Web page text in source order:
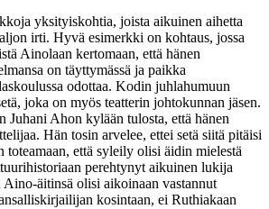
yksityiskohtia, joista aikuinen aihetta
irti. Hyvä esimerkki on kohtaus, jossa
Ainolaan kertomaan, että hänen
on täyttymässä ja paikka
odottaa. Kodin juhlahumuun
joka on myös teatterin johtokunnan jäsen.
Juhani Ahon kylään tulosta, että hänen
Hän tosin arvelee, ettei setä siitä pitäisi
toteamaan, että syleily olisi äidin mielestä
perehtynyt aikuinen lukija
Aino-äitinsä olisi aikoinaan vastannut
kosintaan, ei Ruthiakaan